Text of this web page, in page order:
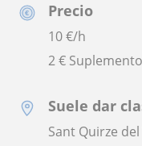
Precio
10€/h
2 €
Suele dar
Sant Quirze